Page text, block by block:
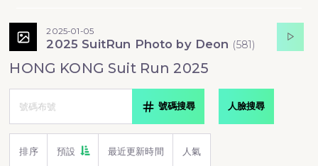
2025-01-05
2025 SuitRun Photo by Deon (581)
HONG KONG Suit Run 2025
號碼搜尋 人臉搜尋
排序 預設 最近更新時間 人氣